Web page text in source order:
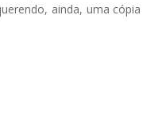
ainda, uma cópia